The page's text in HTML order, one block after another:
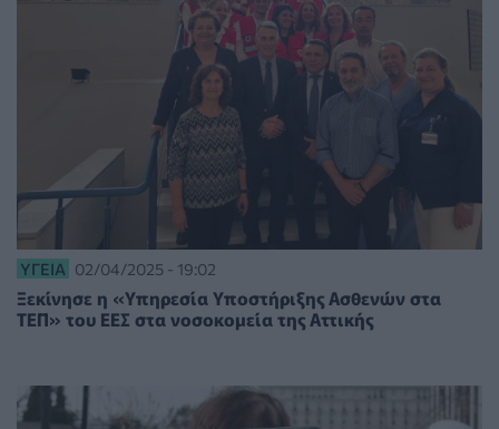
ΥΓΕΊΑ 02/04/2025 - 19:02
Ξεκίνησε η «Υπηρεσία Υποστήριξης Ασθενών στα
ΤΕΠ» του ΕΕΣ στα νοσοκομεία της Αττικής